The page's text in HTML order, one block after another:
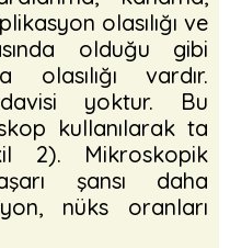
olasılığı ve
olduğu gibi
olasılığı vardır.
yoktur. Bu
kullanılarak ta
2). Mikroskopik
şansı daha
nüks oranları